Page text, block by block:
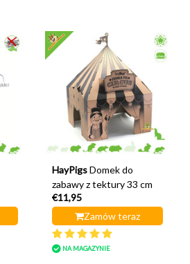
HayPigs Domek do
zabawy z tektury 33 cm
€11,95
Zamów teraz
NA MAGAZYNIE